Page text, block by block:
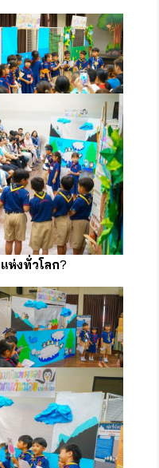
ห่งทั่วโลก?